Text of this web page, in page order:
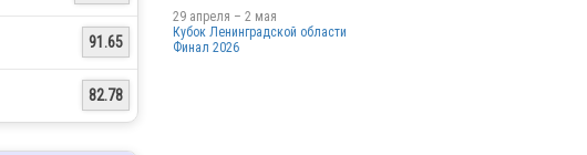
91.65
82.78
29 апреля – 2 мая
Кубок Ленинградской области
Финал 2026